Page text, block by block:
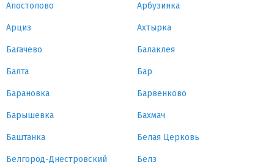
Апостолово Арбузинка
Арциз Ахтырка
Багачево Балаклея
Балта Бар
Барановка Барвенково
Барышевка Бахмач
Баштанка Белая Церковь
Белгород-Днестровский Белз